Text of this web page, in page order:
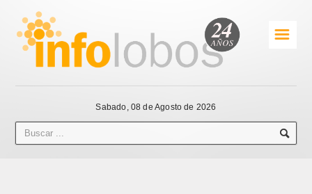
☰
Sabado, 08 de Agosto de 2026